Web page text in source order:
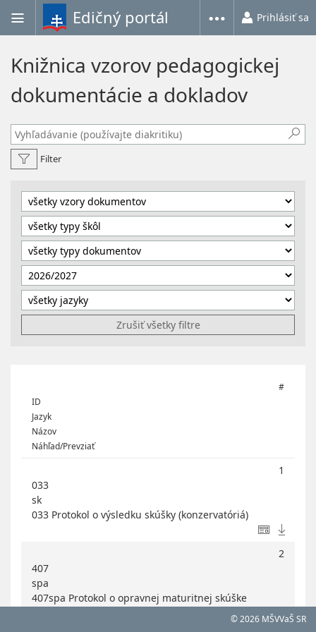
Edičný portál Prihlásiť sa
Knižnica vzorov pedagogickej
dokumentácie a dokladov
Filter
Zrušiť všetky filtre
#
ID
Jazyk
Názov
Náhľad/Prevziať
1
033
sk
033 Protokol o výsledku skúšky (konzervatóriá)
2
407
spa
407spa Protokol o opravnej maturitnej skúške
© 2026 MŠVVaŠ SR